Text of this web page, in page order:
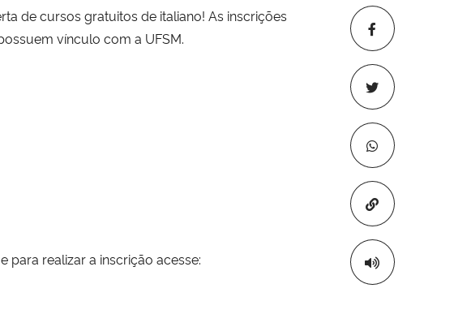
Copiar para
de cursos gratuitos de italiano! As inscrições
vínculo com a UFSM.
para realizar a inscrição acesse: